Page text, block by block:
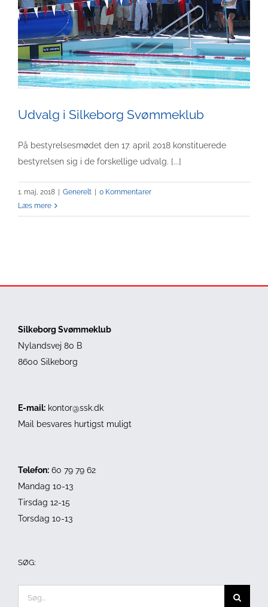
Udvalg i Silkeborg Svømmeklub
På bestyrelsesmødet den 17. april 2018 konstituerede
bestyrelsen sig i de forskellige udvalg. [...]
1. maj, 2018 Generelt
0 Kommentarer
Læs mere
Silkeborg Svømmeklub
Nylandsvej 80 B
8600 Silkeborg
E-mail: kontor@ssk.dk
Mail besvares hurtigst muligt
Telefon: 60 79 79 62
Mandag 10-13
Tirsdag 12-15
Torsdag 10-13
SØG: